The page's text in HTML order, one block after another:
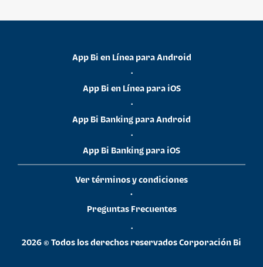
App Bi en Línea para Android
•
App Bi en Línea para iOS
•
App Bi Banking para Android
•
App Bi Banking para iOS
Ver términos y condiciones
•
Preguntas Frecuentes
•
2026 © Todos los derechos reservados Corporación Bi